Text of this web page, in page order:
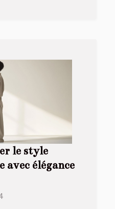
le style
avec élégance